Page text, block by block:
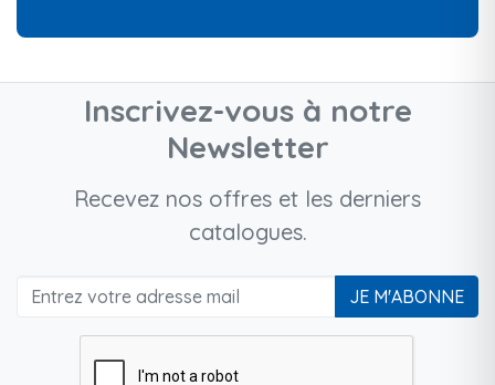
Inscrivez-vous à notre
Newsletter
Recevez nos offres et les derniers
catalogues.
JE M'ABONNE